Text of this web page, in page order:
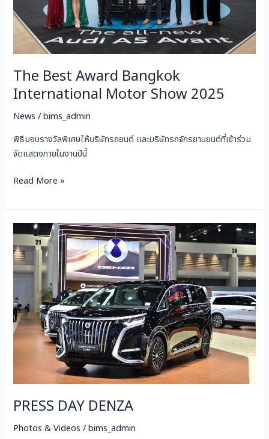
The Best Award Bangkok
International Motor Show 2025
News /bims_admin
พิธีมอบรางวัลพิเศษให้บริษัทรถยนต์ และบริษัทรถจักรยานยนต์ที่เข้าร่วม
จัดแสดงภายในงานปีนี้
Read More »
PRESS DAY DENZA
Photos & Videos /bims_admin
PRESS
DAY
DENZA